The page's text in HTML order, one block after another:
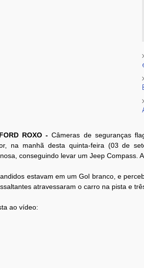
ROXO - Câmeras de seguranças
na manhã desta quinta-feira (03 de
conseguindo levar um Jeep Compass.
estavam em um Gol branco, e
atravessaram o carro na pista e
ao vídeo: